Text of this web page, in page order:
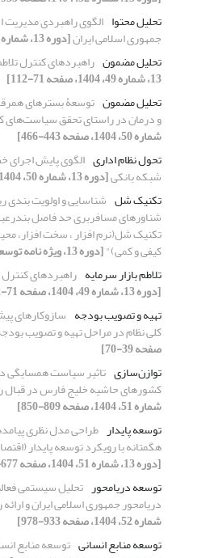
تحلیل محتوا الگوی راهبردی
جمهوری اسلامی ایران[دوره 13، شماره 52، 1404، صفحه 851-886]
تحلیل مضمون راهبردهای کنترل
13، شماره 49، 1404، صفحه 71-112]
تحلیل مضمون توسعۀ بسترهای
و درمان در راستای تحقق سیاست‌های
شماره 50، 1404، صفحه 443-466]
تحول نظام اداری الگوی پایش اجرای
شبکه بانکی[دوره 13، شماره 50، 1404، صفحه 497-532]
تکنیک شل شناسایی و اولویت
شناورهای مسافربری حد فاصل
تکنیک شل(نرم افزار ، سخت افزار،
کیفی و کمی)"[دوره 13، ویژه نامه توسعه دریامحور، 1404]
تلاطم بازار سرمایه راهبردهای کنترل
[دوره 13، شماره 49، 1404، صفحه 71-112]
تهیه و تصویب بودجه سازوکارهای
کلی نظام در مراحل تهیه و تصویب
صفحه 39-70]
توازن‌سازی تاثیر سیاست همسایگی
کشورهای حاشیه خلیج فارس در قبال
شماره 51، 1404، صفحه 809-850]
توسعه پایدار طراحی مدل نظری
هگمتانه با رویکرد توسعه پایدار
[دوره 13، شماره 51، 1404، صفحه 677-714]
توسعه دریامحور تحلیل سیستمی‌
دریامحور جمهوری اسلامی ایران و
شماره 52، 1404، صفحه 933-978]
توسعه منابع انسانی توسعه منابع